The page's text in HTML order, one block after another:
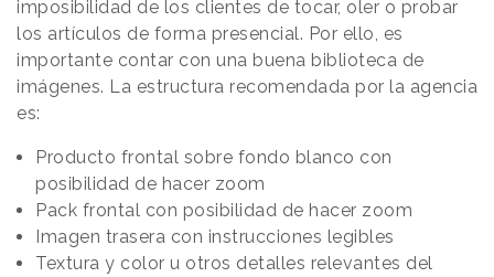
imposibilidad de los clientes de tocar, oler o probar
los artículos de forma presencial. Por ello, es
importante contar con una buena biblioteca de
imágenes. La estructura recomendada por la agencia
es:
Producto frontal sobre fondo blanco con
posibilidad de hacer zoom
Pack frontal con posibilidad de hacer zoom
Imagen trasera con instrucciones legibles
Textura y color u otros detalles relevantes del